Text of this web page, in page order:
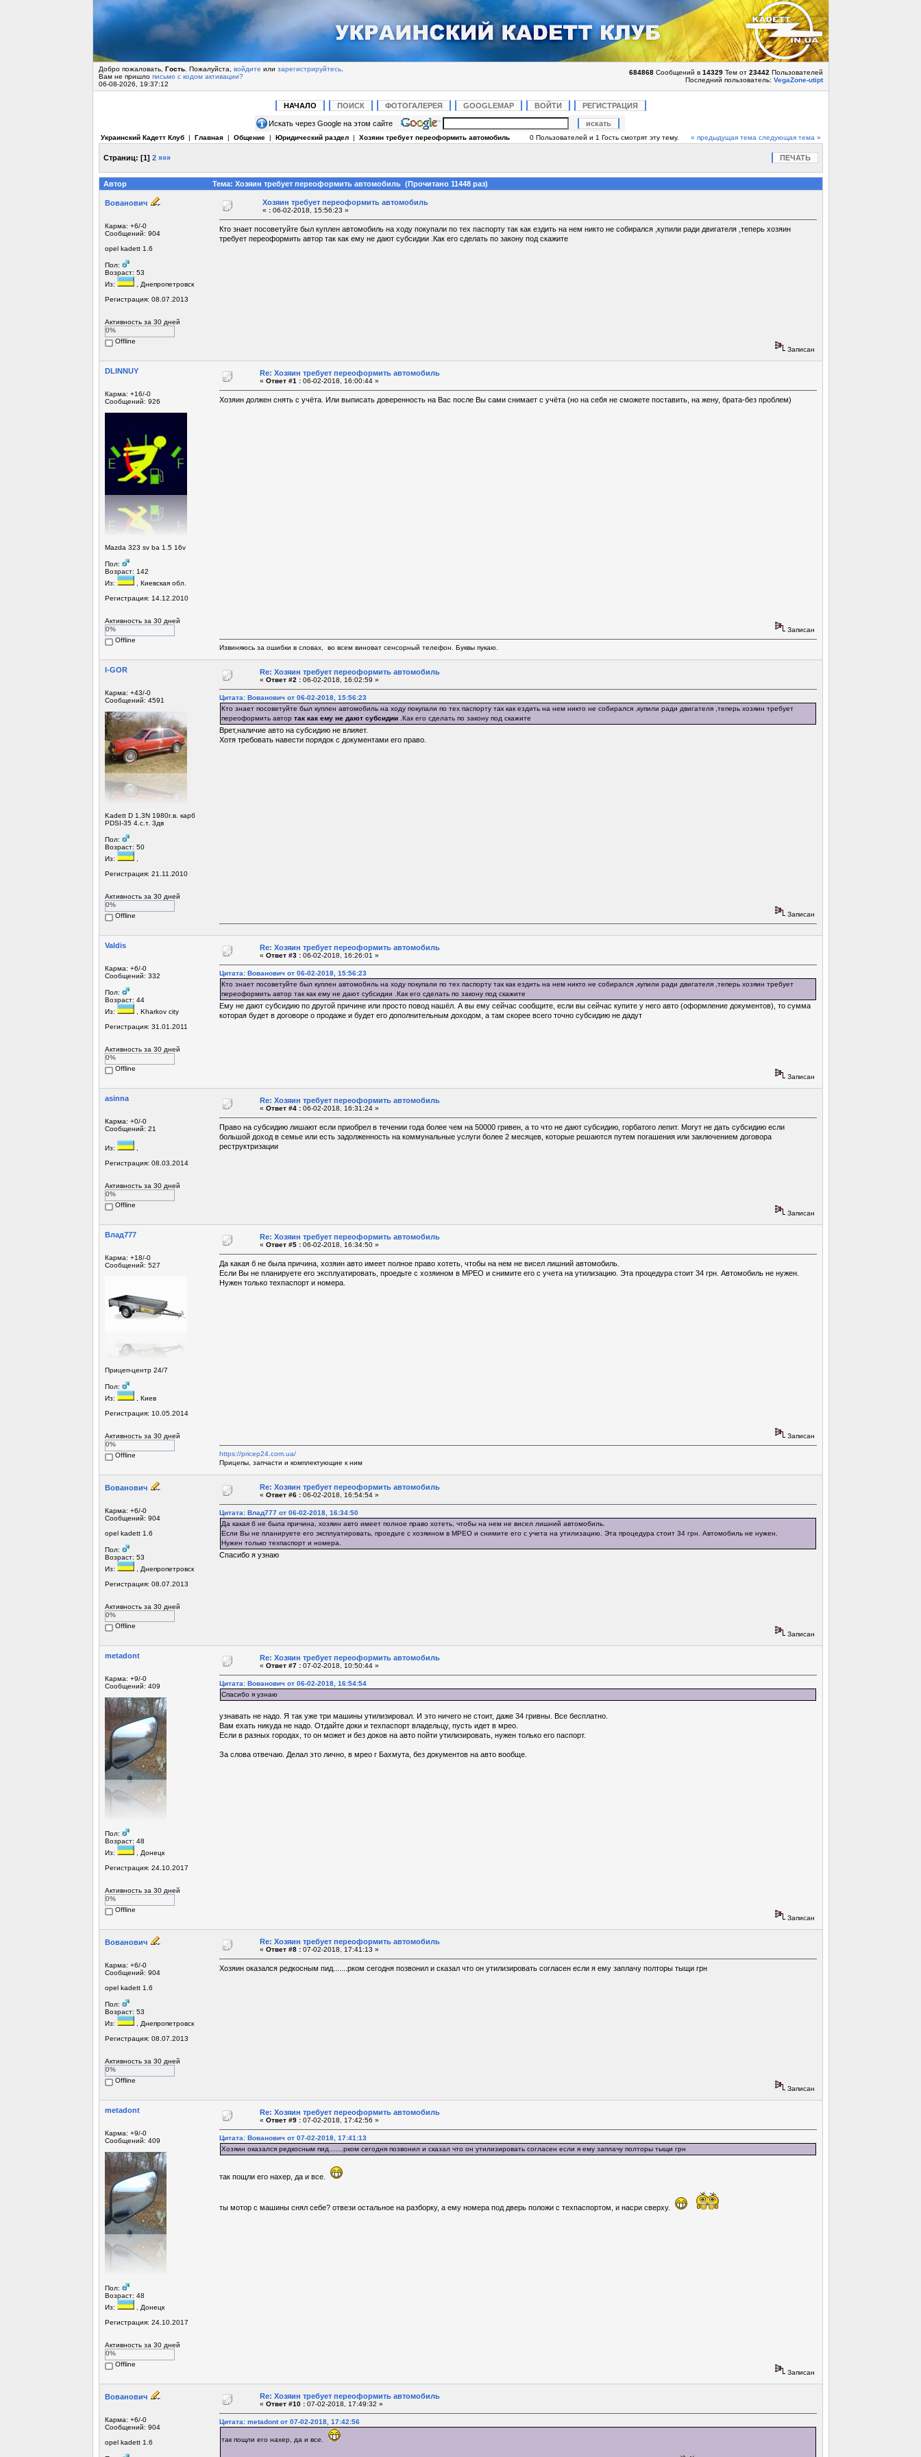
Добро пожаловать, Гость. Пожалуйста, войдите или зарегистрируйтесь.
Вам не пришло письмо с кодом активации?
06-08-2026, 19:37:12
684868Сообщений в 14329Тем от 23442 Пользователей
Последний пользователь: VegaZone-utipt
НАЧАЛО ПОИСК ФОТОГАЛЕРЕЯ GOOGLEMAP ВОЙТИ РЕГИСТРАЦИЯ
Искать через Google на этом сайте
Украинский Кадетт Клуб| Главная| Общение| Юридический раздел| Хозяин требует переоформить автомобиль 0 Пользователей и 1 Гость смотрят эту тему. « предыдущая тема следующая тема »
Страниц: [1] 2 »»» ПЕЧАТЬ
Автор Тема: Хозяин требует переоформить автомобиль (Прочитано 11448 раз)
Вованович
Карма: +6/-0
Сообщений: 904
opel kadett 1.6
Пол:
Возраст: 53
Из:
, Днепропетровск
Регистрация: 08.07.2013
Активность за 30 дней
0%
Offline
Хозяин требует переоформить автомобиль
« :06-02-2018, 15:56:23 »
Кто знает посоветуйте был куплен автомобиль на ходу покупали по тех паспорту так как ездить на нем никто не собирался ,купили ради двигателя ,теперь хозяин
требует переоформить автор так как ему не дают субсидии .Как его сделать по закону под скажите
Записан
DLINNUY
Карма: +16/-0
Сообщений: 926
Mazda 323 sv ba 1.5 16v
Пол:
Возраст: 142
Из:
, Киевская обл.
Регистрация: 14.12.2010
Активность за 30 дней
0%
Offline
Re: Хозяин требует переоформить автомобиль
« Ответ #1 :06-02-2018, 16:00:44 »
Хозяин должен снять с учёта. Или выписать доверенность на Вас после Вы сами снимает с учёта (но на себя не сможете поставить, на жену, брата-без проблем)
Записан
Извиняюсь за ошибки в словах, во всем виноват сенсорный телефон. Буквы пукаю.
I-GOR
Карма: +43/-0
Сообщений: 4591
Kadett D 1,3N 1980г.в. карб
PDSI-35 4.с.т. 3дв
Пол:
Возраст: 50
Из:
,
Регистрация: 21.11.2010
Активность за 30 дней
0%
Offline
Re: Хозяин требует переоформить автомобиль
« Ответ #2 :06-02-2018, 16:02:59 »
Цитата: Вованович от 06-02-2018, 15:56:23
Кто знает посоветуйте был куплен автомобиль на ходу покупали по тех паспорту так как ездить на нем никто не собирался ,купили ради двигателя ,теперь хозяин требует
переоформить автор так как ему не дают субсидии.Как его сделать по закону под скажите
Врет,наличие авто на субсидию не влияет.
Хотя требовать навести порядок с документами его право.
Записан
Valdis
Карма: +6/-0
Сообщений: 332
Пол:
Возраст: 44
Из:
, Kharkov сity
Регистрация: 31.01.2011
Активность за 30 дней
0%
Offline
Re: Хозяин требует переоформить автомобиль
« Ответ #3 :06-02-2018, 16:26:01 »
Цитата: Вованович от 06-02-2018, 15:56:23
Кто знает посоветуйте был куплен автомобиль на ходу покупали по тех паспорту так как ездить на нем никто не собирался ,купили ради двигателя ,теперь хозяин требует
переоформить автор так как ему не дают субсидии .Как его сделать по закону под скажите
Ему не дают субсидию по другой причине или просто повод нашёл. А вы ему сейчас сообщите, если вы сейчас купите у него авто (оформление документов), то сумма
которая будет в договоре о продаже и будет его дополнительным доходом, а там скорее всего точно субсидию не дадут
Записан
asinna
Карма: +0/-0
Сообщений: 21
Из:
,
Регистрация: 08.03.2014
Активность за 30 дней
0%
Offline
Re: Хозяин требует переоформить автомобиль
« Ответ #4 :06-02-2018, 16:31:24 »
Право на субсидию лишают если приобрел в течении года более чем на 50000 гривен, а то что не дают субсидию, горбатого лепит. Могут не дать субсидию если
большой доход в семье или есть задолженность на коммунальные услуги более 2 месяцев, которые решаются путем погашения или заключением договора
реструктризации
Записан
Влад777
Карма: +18/-0
Сообщений: 527
Прицеп-центр 24/7
Пол:
Из:
, Киев
Регистрация: 10.05.2014
Активность за 30 дней
0%
Offline
Re: Хозяин требует переоформить автомобиль
« Ответ #5 :06-02-2018, 16:34:50 »
Да какая б не была причина, хозяин авто имеет полное право хотеть, чтобы на нем не висел лишний автомобиль.
Если Вы не планируете его эксплуатировать, проедьте с хозяином в МРЕО и снимите его с учета на утилизацию. Эта процедура стоит 34 грн. Автомобиль не нужен.
Нужен только техпаспорт и номера.
Записан
https://pricep24.com.ua/
Прицепы, запчасти и комплектующие к ним
Вованович
Карма: +6/-0
Сообщений: 904
opel kadett 1.6
Пол:
Возраст: 53
Из:
, Днепропетровск
Регистрация: 08.07.2013
Активность за 30 дней
0%
Offline
Re: Хозяин требует переоформить автомобиль
« Ответ #6 :06-02-2018, 16:54:54 »
Цитата: Влад777 от 06-02-2018, 16:34:50
Да какая б не была причина, хозяин авто имеет полное право хотеть, чтобы на нем не висел лишний автомобиль.
Если Вы не планируете его эксплуатировать, проедьте с хозяином в МРЕО и снимите его с учета на утилизацию. Эта процедура стоит 34 грн. Автомобиль не нужен.
Нужен только техпаспорт и номера.
Спасибо я узнаю
Записан
metadont
Карма: +9/-0
Сообщений: 409
Пол:
Возраст: 48
Из:
, Донецк
Регистрация: 24.10.2017
Активность за 30 дней
0%
Offline
Re: Хозяин требует переоформить автомобиль
« Ответ #7 :07-02-2018, 10:50:44 »
Цитата: Вованович от 06-02-2018, 16:54:54
Спасибо я узнаю
узнавать не надо. Я так уже три машины утилизировал. И это ничего не стоит, даже 34 гривны. Все бесплатно.
Вам ехать никуда не надо. Отдайте доки и техпаспорт владельцу, пусть идет в мрео.
Если в разных городах, то он может и без доков на авто пойти утилизировать, нужен только его паспорт.
За слова отвечаю. Делал это лично, в мрео г Бахмута, без документов на авто вообще.
Записан
Вованович
Карма: +6/-0
Сообщений: 904
opel kadett 1.6
Пол:
Возраст: 53
Из:
, Днепропетровск
Регистрация: 08.07.2013
Активность за 30 дней
0%
Offline
Re: Хозяин требует переоформить автомобиль
« Ответ #8 :07-02-2018, 17:41:13 »
Хозяин оказался редкосным пид.......рком сегодня позвонил и сказал что он утилизировать согласен если я ему заплачу полторы тыщи грн
Записан
metadont
Карма: +9/-0
Сообщений: 409
Пол:
Возраст: 48
Из:
, Донецк
Регистрация: 24.10.2017
Активность за 30 дней
0%
Offline
Re: Хозяин требует переоформить автомобиль
« Ответ #9 :07-02-2018, 17:42:56 »
Цитата: Вованович от 07-02-2018, 17:41:13
Хозяин оказался редкосным пид.......рком сегодня позвонил и сказал что он утилизировать согласен если я ему заплачу полторы тыщи грн
так пощли его нахер, да и все.
ты мотор с машины снял себе? отвези остальное на разборку, а ему номера под дверь положи с техпаспортом, и насри сверху.
Записан
Вованович
Карма: +6/-0
Сообщений: 904
opel kadett 1.6
Re: Хозяин требует переоформить автомобиль
« Ответ #10 :07-02-2018, 17:49:32 »
Цитата: metadont от 07-02-2018, 17:42:56
так пощли его нахер, да и все.